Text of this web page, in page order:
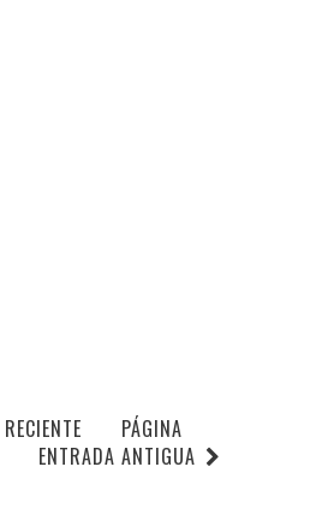
ENTRADA ANTIGUA
PÁGINA